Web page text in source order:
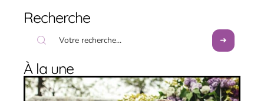
Recherche
À la une